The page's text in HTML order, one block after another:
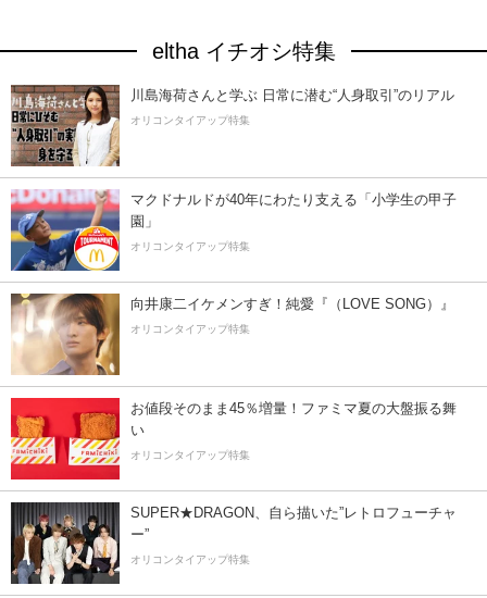
eltha イチオシ特集
川島海荷さんと学ぶ 日常に潜む“人身取引”のリアル
オリコンタイアップ特集
マクドナルドが40年にわたり支える「小学生の甲子
園」
オリコンタイアップ特集
向井康二イケメンすぎ！純愛『（LOVE SONG）』
オリコンタイアップ特集
お値段そのまま45％増量！ファミマ夏の大盤振る舞
い
オリコンタイアップ特集
SUPER★DRAGON、自ら描いた”レトロフューチャ
ー”
オリコンタイアップ特集